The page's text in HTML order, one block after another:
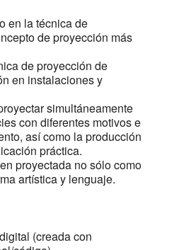
en la técnica de
de proyección más
de proyección de
en instalaciones y
simultáneamente
con diferentes motivos e
así como la producción
práctica.
proyectada no sólo como
artística y lenguaje.
(creada con